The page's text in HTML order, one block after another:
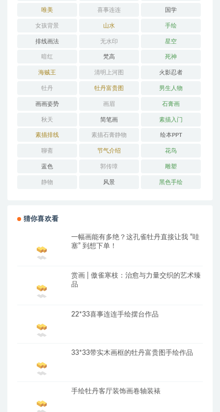
唯美 喜事连连 国学
女孩背景 山水 手绘
排线画法 无水印 星空
暗红 梵高 死神
海贼王 清明上河图 火影忍者
牡丹 牡丹富贵图 男生人物
画画姿势 画眉 石膏画
秋天 简笔画 素描入门
素描排线 素描石膏静物 绘本PPT
聊斋 节气介绍 花鸟
蓝色 郭传璋 雕塑
静物 风景 黑色手绘
猜你喜欢看
一幅画能有多绝？这孔雀牡丹直接让我 “哇
塞” 到想下单！
赏画 | 傲雀寒枝：治愈与力量交织的艺术臻
品
22*33喜事连连手绘摆台作品
33*33带实木画框的牡丹富贵图手绘作品
手绘牡丹客厅装饰画卷轴装裱